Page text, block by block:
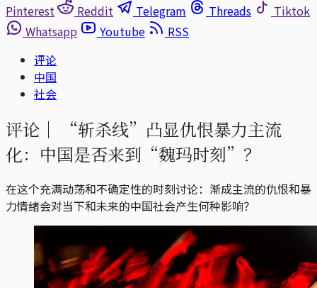
Pinterest
Reddit Telegram Threads
Tiktok
Whatsapp
Youtube
RSS
评论
中国
社会
评论｜
“斩杀线”凸显仇恨暴力主流
化：中国是否来到“魏玛时刻”？
在这个充满动荡和不确定性的时刻讨论：渐成主流的仇恨和暴
力情绪会对当下和未来的中国社会产生何种影响？